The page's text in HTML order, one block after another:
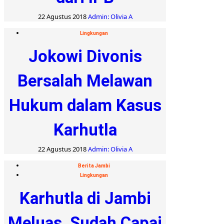
22 Agustus 2018Admin: Olivia A
Lingkungan
Jokowi Divonis
Bersalah Melawan
Hukum dalam Kasus
Karhutla
22 Agustus 2018Admin: Olivia A
Berita Jambi
Lingkungan
Karhutla di Jambi